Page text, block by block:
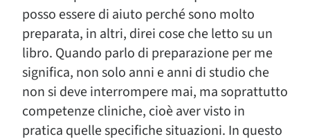
posso essere di aiuto perché sono molto
preparata, in altri, direi cose che letto su un
libro. Quando parlo di preparazione per me
significa, non solo anni e anni di studio che
non si deve interrompere mai, ma soprattutto
competenze cliniche, cioè aver visto in
pratica quelle specifiche situazioni. In questo